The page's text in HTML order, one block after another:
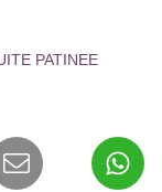
PATINEE